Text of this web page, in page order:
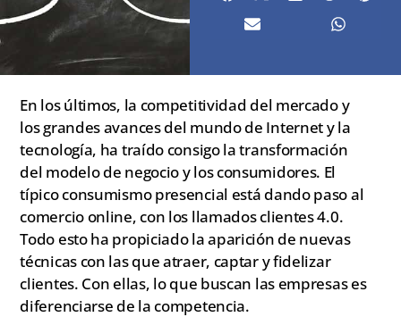
En los últimos, la competitividad del mercado y
los grandes avances del mundo de Internet y la
tecnología, ha traído consigo la transformación
del modelo de negocio y los consumidores. El
típico consumismo presencial está dando paso al
comercio online, con los llamados clientes 4.0.
Todo esto ha propiciado la aparición de nuevas
técnicas con las que atraer, captar y fidelizar
clientes. Con ellas, lo que buscan las empresas es
diferenciarse de la competencia.